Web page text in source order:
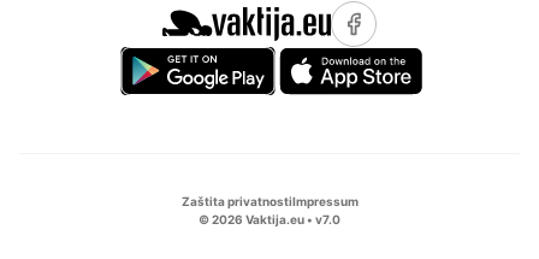
Zaštita privatnostiImpressum
©2026 Vaktija.eu • v7.0